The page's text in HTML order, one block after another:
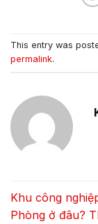
This entry was
permalink.
Khu công
Phòng ở đâu?